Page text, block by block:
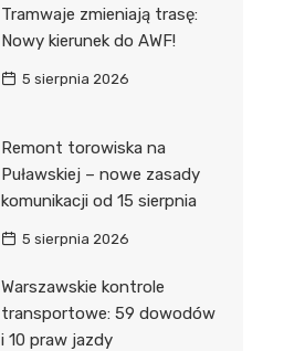
Tramwaje zmieniają trasę:
Nowy kierunek do AWF!
5 sierpnia 2026
Remont torowiska na
Puławskiej – nowe zasady
komunikacji od 15 sierpnia
5 sierpnia 2026
Warszawskie kontrole
transportowe: 59 dowodów
i 10 praw jazdy